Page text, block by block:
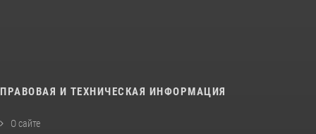
ПРАВОВАЯ И ТЕХНИЧЕСКАЯ ИНФОРМАЦИЯ
О сайте